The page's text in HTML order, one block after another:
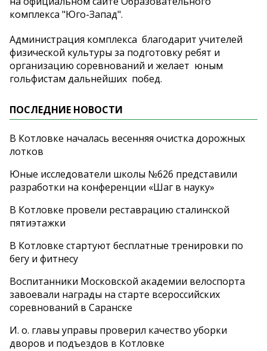
комплекса "Юго-Запад".
Администрация комплекса благодарит учителей
физической культуры за подготовку ребят и
организацию соревнований и желает юным
гольфистам дальнейших побед.
ПОСЛЕДНИЕ НОВОСТИ
В Котловке началась весенняя очистка дорожных
лотков
Юные исследователи школы №626 представили
разработки на конференции «Шаг в науку»
В Котловке провели реставрацию сталинской
пятиэтажки
В Котловке стартуют бесплатные тренировки по
бегу и фитнесу
Воспитанники Московской академии велоспорта
завоевали награды на старте всероссийских
соревнований в Саранске
И. о. главы управы проверил качество уборки
дворов и подъездов в Котловке